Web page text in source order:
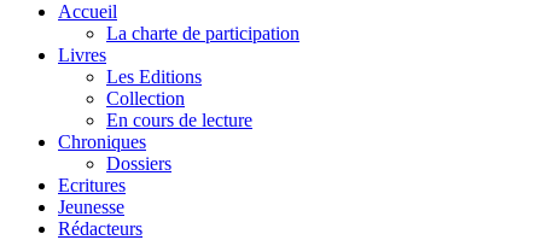
Accueil
La charte de participation
Livres
Les Editions
Collection
En cours de lecture
Chroniques
Dossiers
Ecritures
Jeunesse
Rédacteurs